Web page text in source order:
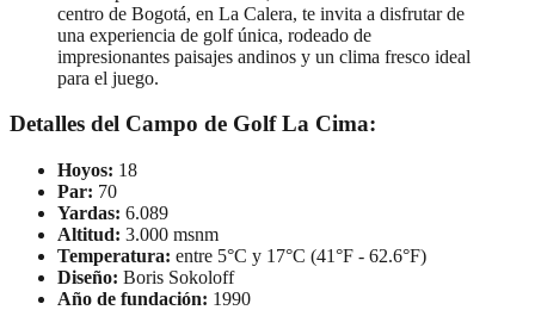
centro de Bogotá, en La Calera, te invita a disfrutar de
una experiencia de golf única, rodeado de
impresionantes paisajes andinos y un clima fresco ideal
para el juego.
Detalles del Campo de Golf La Cima:
Hoyos: 18
Par: 70
Yardas: 6.089
Altitud: 3.000 msnm
Temperatura: entre 5°C y 17°C (41°F - 62.6°F)
Diseño: Boris Sokoloff
Año de fundación: 1990